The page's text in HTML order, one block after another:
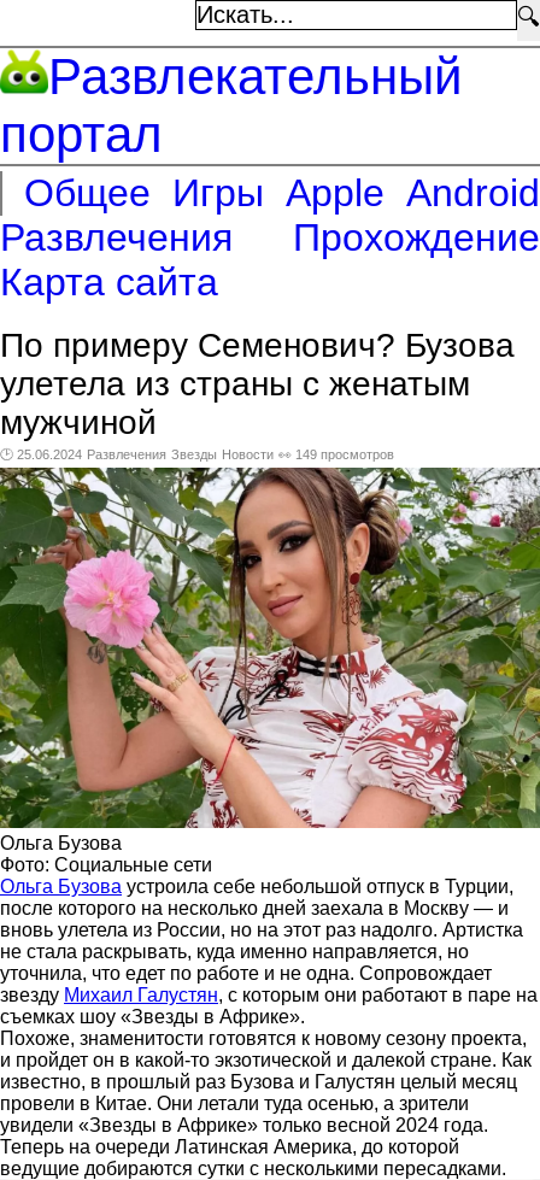
🔍
Развлекательный
портал
Общее Игры Apple Android
Развлечения
Прохождение
Карта сайта
По примеру Семенович? Бузова
улетела из страны с женатым
мужчиной
🕑 25.06.2024 Развлечения Звезды Новости 👀 149 просмотров
Ольга Бузова
Фото: Социальные сети
Ольга Бузова устроила себе небольшой отпуск в Турции,
после которого на несколько дней заехала в Москву — и
вновь улетела из России, но на этот раз надолго. Артистка
не стала раскрывать, куда именно направляется, но
уточнила, что едет по работе и не одна. Сопровождает
звезду Михаил Галустян, с которым они работают в паре на
съемках шоу «Звезды в Африке».
Похоже, знаменитости готовятся к новому сезону проекта,
и пройдет он в какой-то экзотической и далекой стране. Как
известно, в прошлый раз Бузова и Галустян целый месяц
провели в Китае. Они летали туда осенью, а зрители
увидели «Звезды в Африке» только весной 2024 года.
Теперь на очереди Латинская Америка, до которой
ведущие добираются сутки с несколькими пересадками.